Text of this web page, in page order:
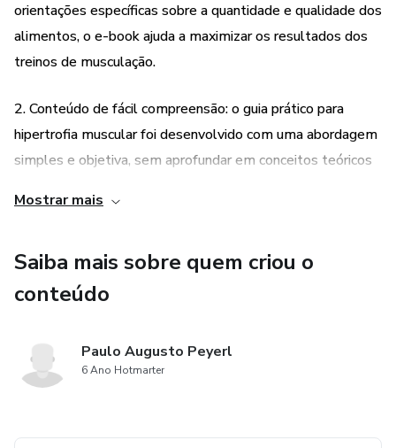
orientações específicas sobre a quantidade e qualidade dos
alimentos, o e-book ajuda a maximizar os resultados dos
treinos de musculação.
2. Conteúdo de fácil compreensão: o guia prático para
hipertrofia muscular foi desenvolvido com uma abordagem
simples e objetiva, sem aprofundar em conceitos teóricos
de musculação de todos os níveis, desde iniciantes até
e-book oferece informações práticas e aplicáveis para
quem busca aumentar a massa muscular.
Mostrar mais
Saiba mais sobre quem criou o
conteúdo
Paulo Augusto Peyerl
6 Ano Hotmarter